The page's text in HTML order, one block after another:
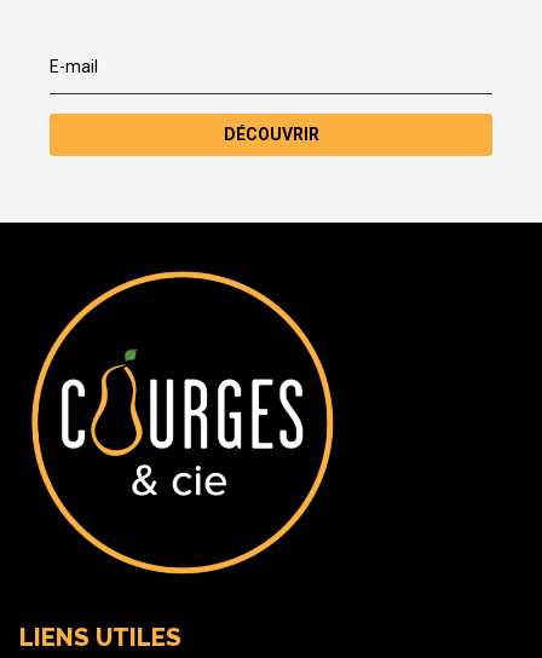
DÉCOUVRIR
LIENS UTILES